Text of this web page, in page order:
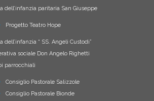
dell’infanzia paritaria San Giuseppe
Progetto Teatro Hope
dell’infanzia “ SS. Angeli Custodi”
sociale Don Angelo Righetti
parrocchiali
Consiglio Pastorale Salizzole
Consiglio Pastorale Bionde